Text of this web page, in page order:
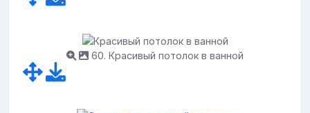
60. Красивый потолок в ванной